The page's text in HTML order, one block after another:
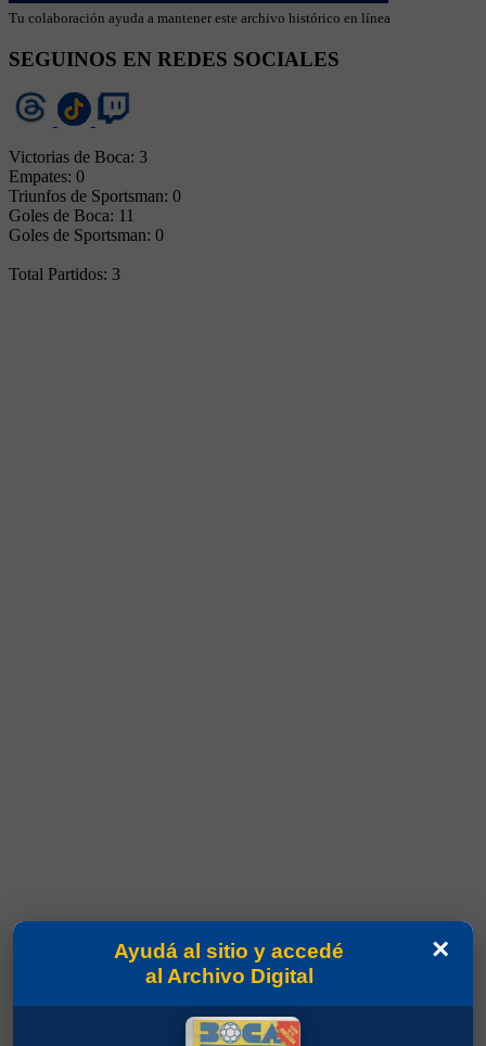
Tu colaboración ayuda a mantener este archivo histórico en línea
SEGUINOS EN REDES SOCIALES
Victorias de Boca: 3
Empates: 0
Triunfos de Sportsman: 0
Goles de Boca: 11
Goles de Sportsman: 0
Total Partidos: 3
×
Ayudá al sitio y accedé
al Archivo Digital